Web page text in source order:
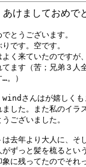
あけましてお
とうございます。
です。空です。
く来ていたのですが
てます（苦；兄弟３人
。）
windさんはが嬉しく
ました。また私のイ
ございました。
去年より大人に、そ
ずっと髪を梳るとい
象に残ってたのでそれ